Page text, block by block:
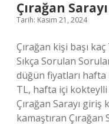
Çırağan
Tarih: Kasım 21, 2024
Çırağan kişi başı
Sıkça Sorulan
düğün fiyatları hafta
TL, hafta içi kokteylli
Çırağan Sarayı
kamaştıran Çırağan